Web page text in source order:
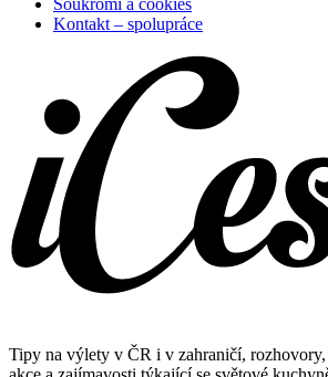
Kontakt – spolupráce
Tipy na výlety v ČR i v zahraničí,